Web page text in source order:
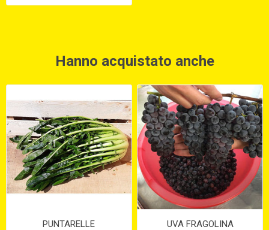
Hanno acquistato anche
PUNTARELLE UVA FRAGOLINA